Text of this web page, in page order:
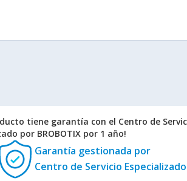
tiene garantía con el Centro de
por BROBOTIX por 1 año!
Garantía gestionada por
Centro de Servicio Especializado